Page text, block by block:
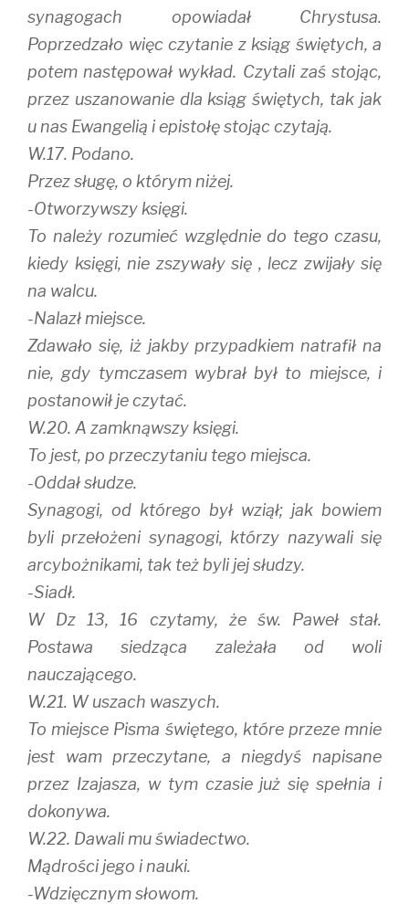
synagogach opowiadał Chrystusa.
Poprzedzało więc czytanie z ksiąg świętych, a
potem następował wykład. Czytali zaś stojąc,
przez uszanowanie dla ksiąg świętych, tak jak
u nas Ewangelią i epistołę stojąc czytają.
W.17. Podano.
Przez sługę, o którym niżej.
-Otworzywszy księgi.
To należy rozumieć względnie do tego czasu,
kiedy księgi, nie zszywały się , lecz zwijały się
na walcu.
-Nalazł miejsce.
Zdawało się, iż jakby przypadkiem natrafił na
nie, gdy tymczasem wybrał był to miejsce, i
postanowił je czytać.
W.20. A zamknąwszy księgi.
To jest, po przeczytaniu tego miejsca.
-Oddał słudze.
Synagogi, od którego był wziął; jak bowiem
byli przełożeni synagogi, którzy nazywali się
arcybożnikami, tak też byli jej słudzy.
-Siadł.
W Dz 13, 16 czytamy, że św. Paweł stał.
Postawa siedząca zależała od woli
nauczającego.
W.21. W uszach waszych.
To miejsce Pisma świętego, które przeze mnie
jest wam przeczytane, a niegdyś napisane
przez Izajasza, w tym czasie już się spełnia i
dokonywa.
W.22. Dawali mu świadectwo.
Mądrości jego i nauki.
-Wdzięcznym słowom.